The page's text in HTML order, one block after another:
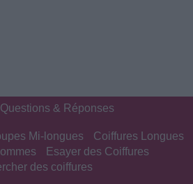
Questions & Réponses
Mi-longues
Coiffures Longues
Esayer des Coiffures
des coiffures